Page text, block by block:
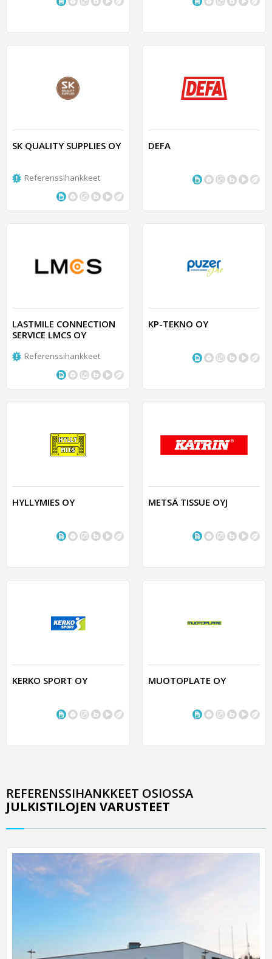
SK QUALITY SUPPLIES OY
Referenssihankkeet
DEFA
LASTMILE CONNECTION
SERVICE LMCS OY
Referenssihankkeet
KP-TEKNO OY
HYLLYMIES OY METSÄ TISSUE OYJ
KERKO SPORT OY MUOTOPLATE OY
REFERENSSIHANKKEET OSIOSSA
JULKISTILOJEN VARUSTEET